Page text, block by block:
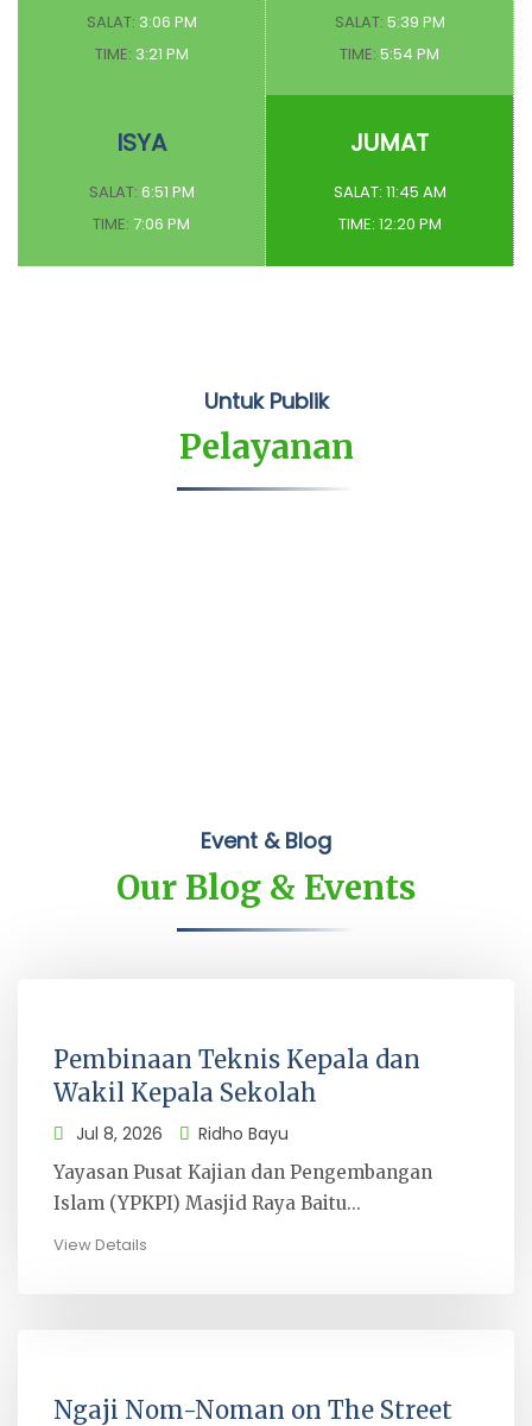
SALAT: 3:06 PM
TIME: 3:21 PM
SALAT: 5:39 PM
TIME: 5:54 PM
ISYA
SALAT: 6:51 PM
TIME: 7:06 PM
JUMAT
SALAT: 11:45 AM
TIME: 12:20 PM
Untuk Publik
Pelayanan
Event & Blog
Our Blog & Events
Pembinaan Teknis Kepala dan
Wakil Kepala Sekolah
Jul 8, 2026 Ridho Bayu
Yayasan Pusat Kajian dan Pengembangan
Islam (YPKPI) Masjid Raya Baitu...
View Details
Ngaji Nom-Noman on The Street